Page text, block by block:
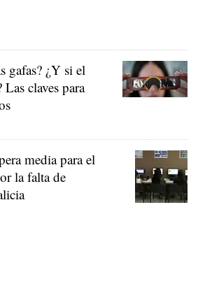
gafas? ¿Y si el
claves para
media para el
la falta de